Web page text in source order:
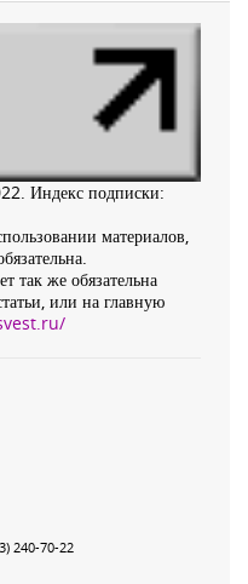
Индекс подписки:
материалов,
так же обязательна
или на главную
240-70-22